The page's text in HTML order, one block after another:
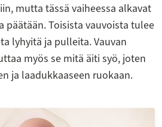
mutta tässä vaiheessa alkavat
Toisista vauvoista tulee
lyhyitä ja pulleita. Vauvan
myös se mitä äiti syö, joten
ja laadukkaaseen ruokaan.